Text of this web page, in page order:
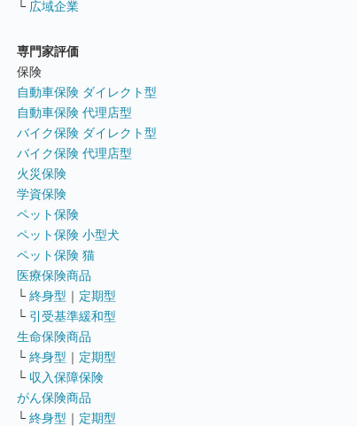
└ 広域企業
専門家評価
保険
自動車保険 ダイレクト型
自動車保険 代理店型
バイク保険 ダイレクト型
バイク保険 代理店型
火災保険
学資保険
ペット保険
ペット保険 小型犬
ペット保険 猫
医療保険商品
└ 終身型 ｜ 定期型
└ 引受基準緩和型
生命保険商品
└ 終身型 ｜ 定期型
└ 収入保障保険
がん保険商品
└ 終身型 ｜ 定期型